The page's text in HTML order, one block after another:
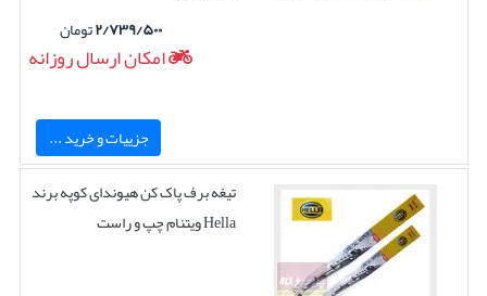
۲/۷۳۹/۵۰۰تومان
امکان ارسال روزانه
جزییات و خرید ...
تیغه برف پاک کن هیوندای کوپه برند
Hella ویتنام چپ و راست